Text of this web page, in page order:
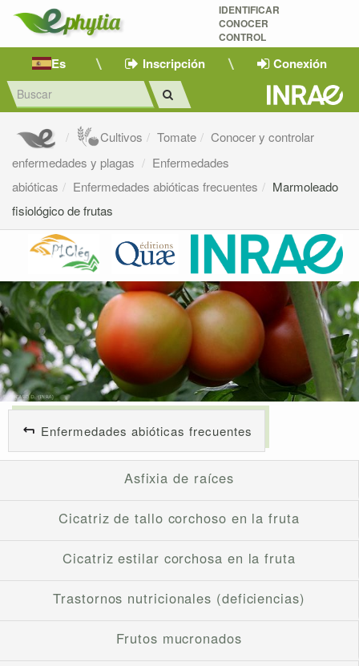
IDENTIFICAR
CONOCER
CONTROL
Es Inscripción Conexión
Cultivos Tomate
Conocer y controlar
enfermedades y plagas
Enfermedades
abióticas
Enfermedades abióticas frecuentes
Marmoleado
fisiológico de frutas
Enfermedades abióticas frecuentes
Asfixia de raíces
Cicatriz de tallo corchoso en la fruta
Cicatriz estilar corchosa en la fruta
Trastornos nutricionales (deficiencias)
Frutos mucronados